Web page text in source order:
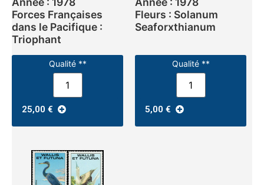
Forces Françaises
dans le Pacifique :
Triophant
Qualité **
25,00 €
Fleurs : Solanum
Seaforxthianum
Qualité **
5,00 €